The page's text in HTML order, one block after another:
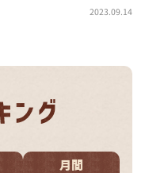
やすとものいたっ
んでやねん！？」
する？～
2023.09.14
月間